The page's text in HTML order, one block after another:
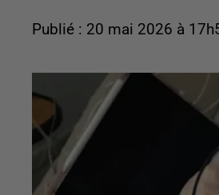
Publié : 20 mai 2026 à